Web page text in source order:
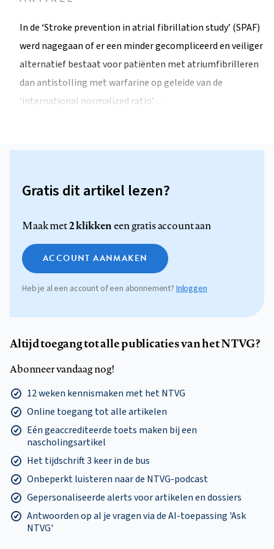
In de ‘Stroke prevention in atrial fibrillation study’ (SPAF)
werd nagegaan of er een minder gecompliceerd en veiliger
alternatief bestaat voor patiënten met atriumfibrilleren
dan antistolling met warfarine op geleide van de
‘international normalized ratio’…
Gratis dit artikel lezen?
Maak met2 klikkeneen gratis account aan
ACCOUNT AANMAKEN
Heb je al een account of een abonnement? Inloggen
Altijd toegang tot alle publicaties van het NTVG?
Abonneer vandaag nog!
12 weken kennismaken met het NTVG
Online toegang tot alle artikelen
Eén geaccrediteerde toets maken bij een
nascholingsartikel
Het tijdschrift 3 keer in de bus
Onbeperkt luisteren naar de NTVG-podcast
Gepersonaliseerde alerts voor artikelen en dossiers
Antwoorden op al je vragen via de AI-toepassing 'Ask
NTVG'